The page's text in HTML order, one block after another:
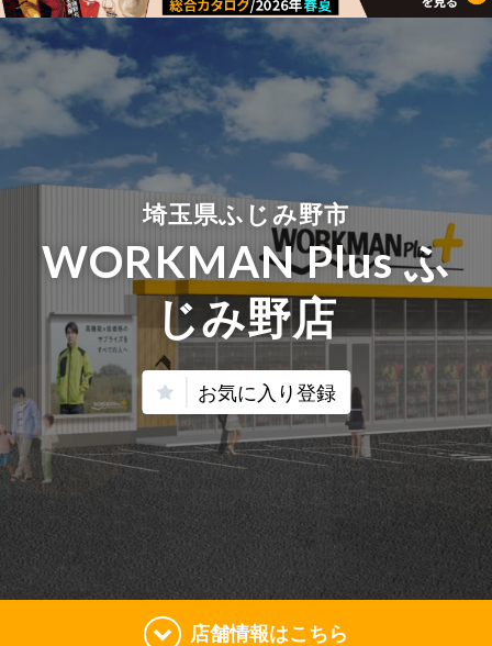
埼玉県ふじみ野市
WORKMAN Plus ふ
じみ野店
お気に入り登録
店舗情報はこちら